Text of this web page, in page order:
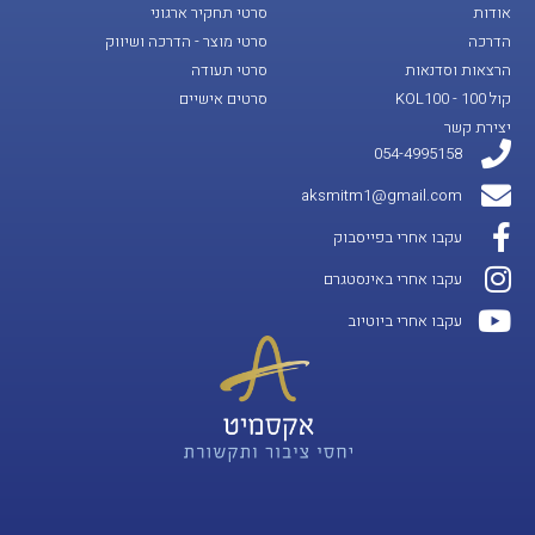
אודות
הדרכה
הרצאות וסדנאות
קול 100 - KOL100
יצירת קשר
סרטי תחקיר ארגוני
סרטי מוצר - הדרכה ושיווק
סרטי תעודה
סרטים אישיים
054-4995158
aksmitm1@gmail.com
עקבו אחרי בפייסבוק
עקבו אחרי באינסטגרם
עקבו אחרי ביוטיוב